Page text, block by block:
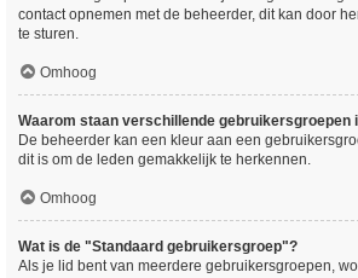
contact opnemen met de beheerder, dit kan door
te sturen.
Omhoog
Waarom staan verschillende gebruikersgroepen
De beheerder kan een kleur aan een
dit is om de leden gemakkelijk te herkennen.
Omhoog
Wat is de "Standaard gebruikersgroep"?
Als je lid bent van meerdere gebruikersgroepen,